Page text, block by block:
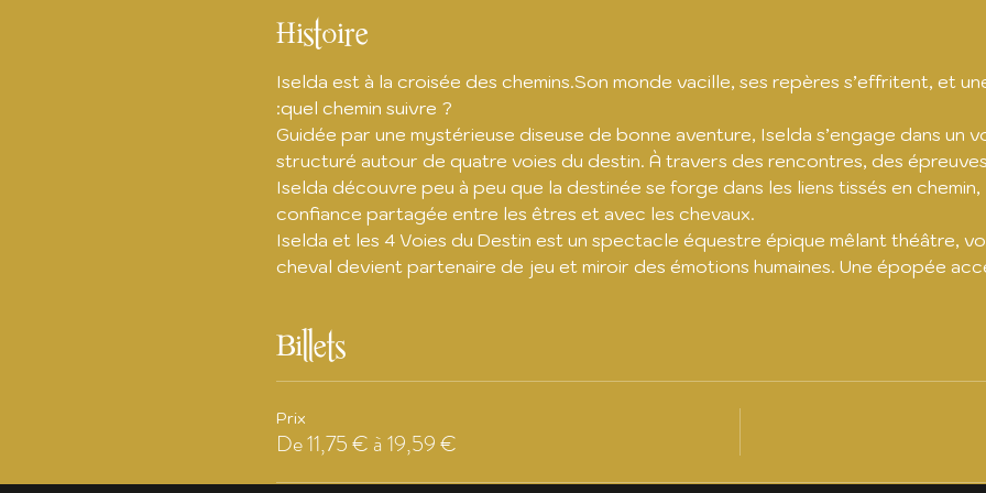
Histoire
Iselda est à la croisée des chemins.Son monde vacille, ses repères s’effritent, et
:quel chemin suivre ?
Guidée par une mystérieuse diseuse de bonne aventure, Iselda s’engage dans un
structuré autour de quatre voies du destin. À travers des rencontres, des
Iselda découvre peu à peu que la destinée se forge dans les liens tissés en chemin,
confiance partagée entre les êtres et avec les chevaux.
Iselda et les 4 Voies du Destin est un spectacle équestre épique mêlant théâtre,
cheval devient partenaire de jeu et miroir des émotions humaines. Une épopée
Billets
Prix
De 11,75 € à 19,59 €